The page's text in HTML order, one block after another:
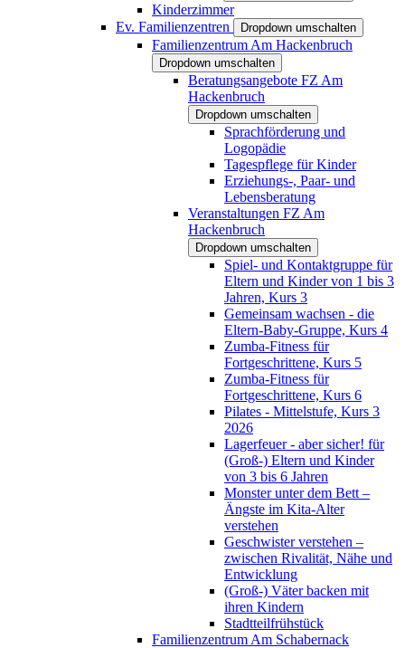
Kinderzimmer
Ev. Familienzentren
Dropdown umschalten
Familienzentrum Am Hackenbruch
Dropdown umschalten
Beratungsangebote FZ Am
Hackenbruch
Dropdown umschalten
Sprachförderung und
Logopädie
Tagespflege für Kinder
Erziehungs-, Paar- und
Lebensberatung
Veranstaltungen FZ Am
Hackenbruch
Dropdown umschalten
Spiel- und Kontaktgruppe für
Eltern und Kinder von 1 bis 3
Jahren, Kurs 3
Gemeinsam wachsen - die
Eltern-Baby-Gruppe, Kurs 4
Zumba-Fitness für
Fortgeschrittene, Kurs 5
Zumba-Fitness für
Fortgeschrittene, Kurs 6
Pilates - Mittelstufe, Kurs 3
2026
Lagerfeuer - aber sicher! für
(Groß-) Eltern und Kinder
von 3 bis 6 Jahren
Monster unter dem Bett –
Ängste im Kita-Alter
verstehen
Geschwister verstehen –
zwischen Rivalität, Nähe und
Entwicklung
(Groß-) Väter backen mit
ihren Kindern
Stadtteilfrühstück
Familienzentrum Am Schabernack